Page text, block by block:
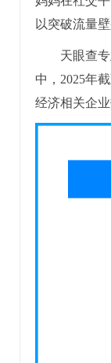
以突破流量壁
天眼查
中，2025年
经济相关企